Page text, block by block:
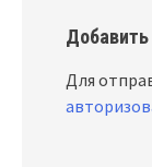
Для